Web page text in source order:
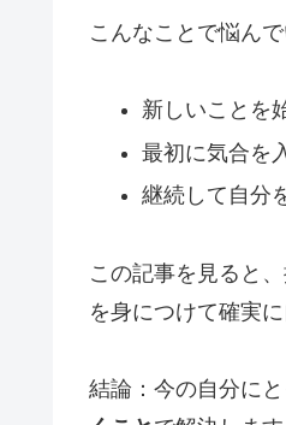
こんなことで悩ん
新しいことを
最初に気合を
継続して自分
この記事を見ると
を身につけて確実
結論：今の自分に